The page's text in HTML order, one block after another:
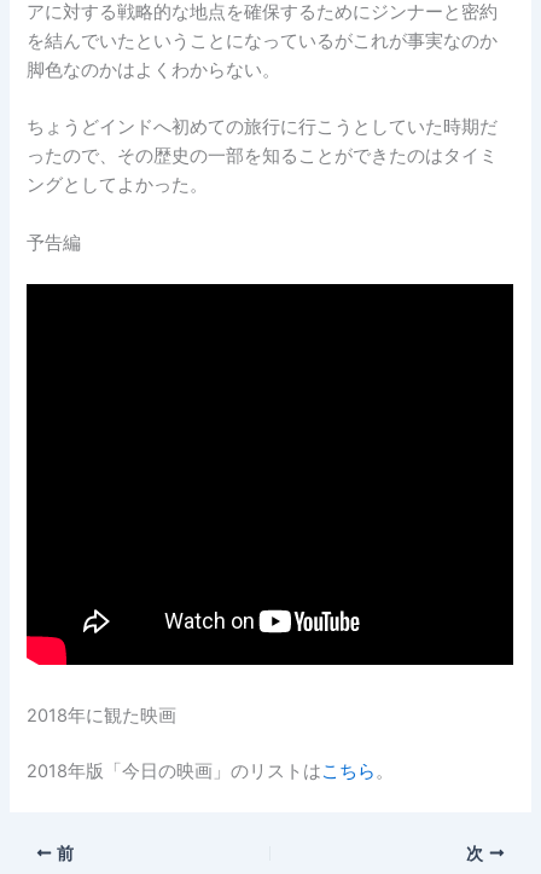
アに対する戦略的な地点を確保するためにジンナーと密約
を結んでいたということになっているがこれが事実なのか
脚色なのかはよくわからない。
ちょうどインドへ初めての旅行に行こうとしていた時期だ
ったので、その歴史の一部を知ることができたのはタイミ
ングとしてよかった。
予告編
2018年に観た映画
2018年版「今日の映画」のリストはこちら。
前 次